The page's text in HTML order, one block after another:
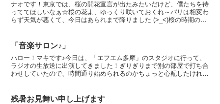
ナオです！東京では、桜の開花宣言が出たみたいだけど、僕たちを待
っててほしいなぁ☆桜の花よ、ゆっくり咲いておくれ～パリは相変わ
らず天気が悪くて、今日はあられまで降りました (>_<)桜の時期の帰
「音楽サロン♪」
ハロー！マキです♪今日は、「エフエム多摩」のスタジオに行って、
ラジオの生放送に出演してきました！ぎりぎりまで別の部屋で打ち合
わせしていたので、時間通り始められるのかちょっと心配したけれ
残暑お見舞い申し上げます